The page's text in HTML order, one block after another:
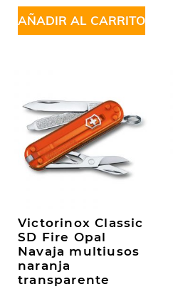
AÑADIR AL CARRITO
Victorinox Classic
SD Fire Opal
Navaja multiusos
naranja
transparente